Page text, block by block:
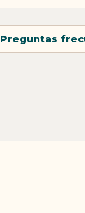
Preguntas